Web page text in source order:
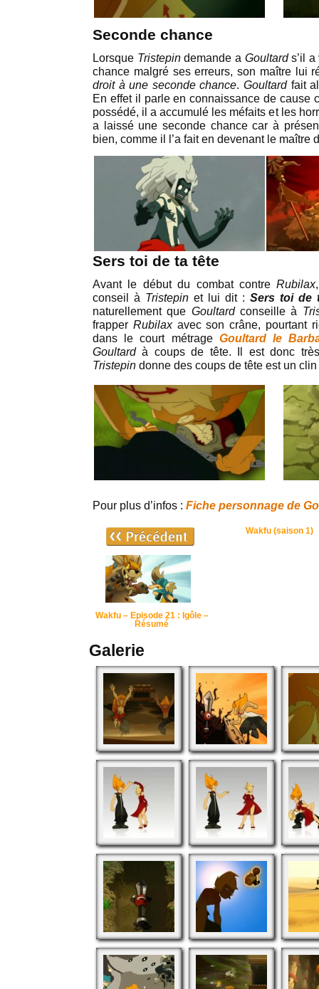
Seconde chance
Lorsque Tristepindemande a Goultards’il
chance malgré ses erreurs, son maître lui
droit à une seconde chance.Goultard fait
En effet il parle en connaissance de cause
possédé, il a accumulé les méfaits et les
a laissé une seconde chance car à
bien, comme il l’a fait en devenant le maître
Sers toi de ta tête
Avant le début du combat contreRubilax
conseil à Tristepin et lui dit : Sers toi de
naturellement que Goultard conseille à
frapper Rubilax avec son crâne, pourtant
dans le court métrage Goultard le
Goultardà coups de tête. Il est donc
Tristepin donne des coups de tête est un
Pour plus d’infos : Fiche personnage de
Wakfu – Episode 21 : Igôle –
Résumé
Wakfu (saison 1)
Galerie